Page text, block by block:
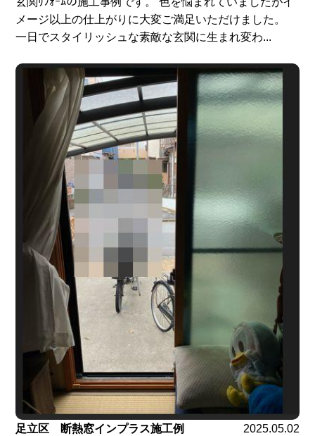
メージ以上の仕上がりに大変ご満足いただけました。
一日でスタイリッシュな素敵な玄関に生まれ変わ...
足立区 断熱窓インプラス施工例
2025.05.02